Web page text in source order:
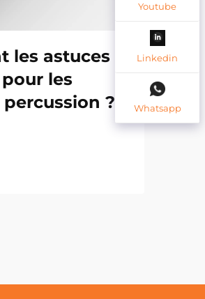
les astuces
les
?
Youtube
Linkedin
Whatsapp